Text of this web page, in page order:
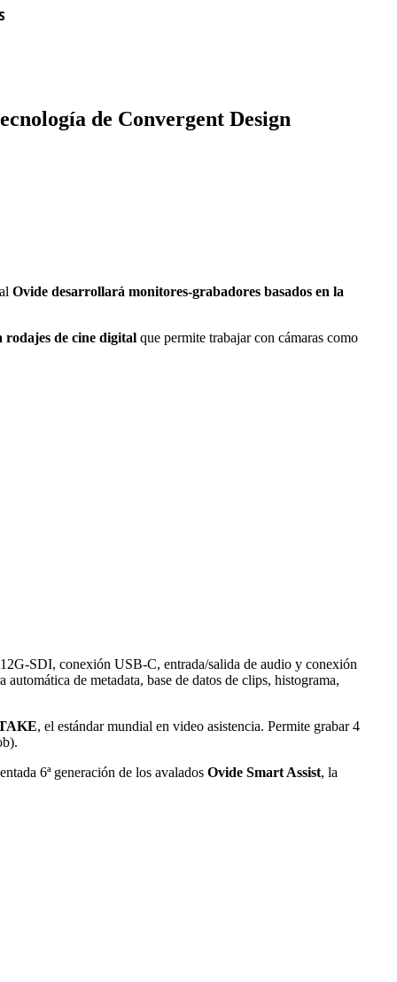
de Convergent Design
Ovide desarrollará monitores-grabadores basados en la
rodajes de cine digital que permite trabajar con cámaras como
SDI, conexión USB-C, entrada/salida de audio y conexión
automática de metadata, base de datos de clips, histograma,
, el estándar mundial en video asistencia. Permite grabar 4
6ª generación de los avalados Ovide Smart Assist, la